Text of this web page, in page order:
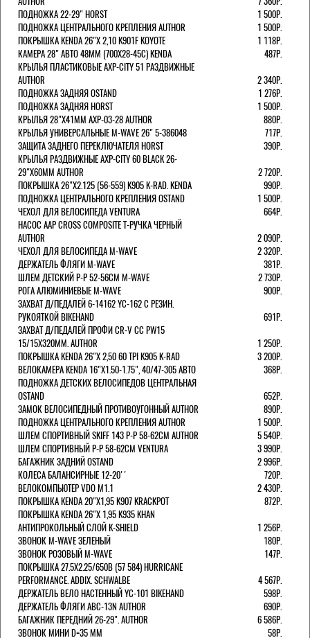
ПОДНОЖКА 22-29" HORST
1 500Р.
ПОДНОЖКА ЦЕНТРАЛЬНОГО КРЕПЛЕНИЯ AUTHOR
1 500Р.
ПОКРЫШКА KENDA 26"Х 2,10 K901F KOYOTE
1 118Р.
КАМЕРА 28" АВТО 48ММ (700Х28-45С) KENDA
487Р.
КРЫЛЬЯ ПЛАСТИКОВЫЕ AXP-CITY 51 РАЗДВИЖНЫЕ
AUTHOR
2 340Р.
ПОДНОЖКА ЗАДНЯЯ OSTAND
1 276Р.
ПОДНОЖКА ЗАДНЯЯ HORST
1 500Р.
КРЫЛЬЯ 28"Х41ММ AXP-03-28 AUTHOR
880Р.
КРЫЛЬЯ УНИВЕРСАЛЬНЫЕ M-WAVE 26" 5-386048
717Р.
ЗАЩИТА ЗАДНЕГО ПЕРЕКЛЮЧАТЕЛЯ HORST
390Р.
КРЫЛЬЯ РАЗДВИЖНЫЕ AXP-CITY 60 BLACK 26-
29"Х60ММ AUTHOR
2 720Р.
ПОКРЫШКА 26"Х2.125 (56-559) K905 K-RAD. KENDA
990Р.
ПОДНОЖКА ЦЕНТРАЛЬНОГО КРЕПЛЕНИЯ OSTAND
1 500Р.
ЧЕХОЛ ДЛЯ ВЕЛОСИПЕДА VENTURA
664Р.
НАСОС AAP CROSS COMPOSITE Т-РУЧКА ЧЕРНЫЙ
AUTHOR
2 090Р.
ЧЕХОЛ ДЛЯ ВЕЛОСИПЕДА M-WAVE
2 320Р.
ДЕРЖАТЕЛЬ ФЛЯГИ M-WAVE
381Р.
ШЛЕМ ДЕТСКИЙ Р-Р 52-56СМ M-WAVE
2 730Р.
РОГА АЛЮМИНИЕВЫЕ M-WAVE
900Р.
ЗАХВАТ Д/ПЕДАЛЕЙ 6-14162 YC-162 С РЕЗИН.
РУКОЯТКОЙ BIKEHAND
691Р.
ЗАХВАТ Д/ПЕДАЛЕЙ ПРОФИ CR-V CC PW15
15/15X320ММ. AUTHOR
1 250Р.
ПОКРЫШКА KENDA 26"Х 2,50 60 TPI K905 K-RAD
3 200Р.
ВЕЛОКАМЕРА KENDA 16"Х1.50-1.75", 40/47-305 АВТО
368Р.
ПОДНОЖКА ДЕТСКИХ ВЕЛОСИПЕДОВ ЦЕНТРАЛЬНАЯ
OSTAND
652Р.
ЗАМОК ВЕЛОСИПЕДНЫЙ ПРОТИВОУГОННЫЙ AUTHOR
890Р.
ПОДНОЖКА ЦЕНТРАЛЬНОГО КРЕПЛЕНИЯ AUTHOR
1 500Р.
ШЛЕМ СПОРТИВНЫЙ SKIFF 143 Р-Р 58-62СМ AUTHOR
5 540Р.
ШЛЕМ СПОРТИВНЫЙ Р-Р 58-62СМ VENTURA
3 990Р.
БАГАЖНИК ЗАДНИЙ OSTAND
2 996Р.
КОЛЕСА БАЛАНСИРНЫЕ 12-20''
720Р.
ВЕЛОКОМПЬЮТЕР VDO M1.1
2 430Р.
ПОКРЫШКА KENDA 20"Х1,95 K907 KRACKPOT
872Р.
ПОКРЫШКА KENDA 26"Х 1,95 K935 KHAN
АНТИПРОКОЛЬНЫЙ СЛОЙ K-SHIELD
1 256Р.
ЗВОНОК M-WAVE ЗЕЛЕНЫЙ
180Р.
ЗВОНОК РОЗОВЫЙ M-WAVE
147Р.
ПОКРЫШКА 27.5X2.25/650B (57 584) HURRICANE
PERFORMANCE. ADDIX. SCHWALBE
4 567Р.
ДЕРЖАТЕЛЬ ВЕЛО НАСТЕННЫЙ YC-101 BIKEHAND
598Р.
ДЕРЖАТЕЛЬ ФЛЯГИ ABC-13N AUTHOR
690Р.
БАГАЖНИК ПЕРЕДНИЙ 26-29". AUTHOR
6 586Р.
ЗВОНОК МИНИ D=35 ММ
58Р.